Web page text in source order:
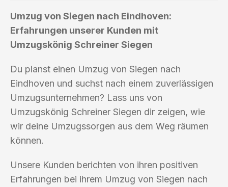
Umzug von Siegen nach Eindhoven:
Erfahrungen unserer Kunden mit
Umzugskönig Schreiner Siegen
Du planst einen Umzug von Siegen nach
Eindhoven und suchst nach einem zuverlässigen
Umzugsunternehmen? Lass uns von
Umzugskönig Schreiner Siegen dir zeigen, wie
wir deine Umzugssorgen aus dem Weg räumen
können.
Unsere Kunden berichten von ihren positiven
Erfahrungen bei ihrem Umzug von Siegen nach